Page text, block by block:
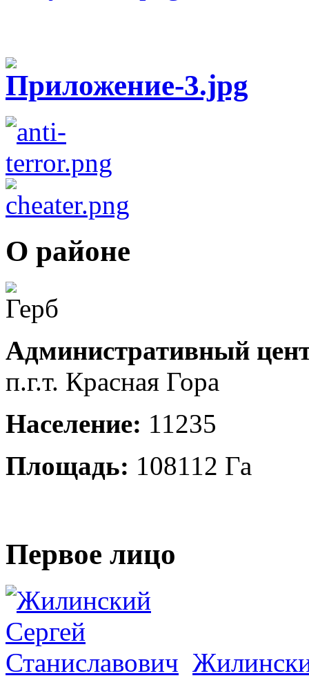
О районе
Административный
п.г.т. Красная Гора
Население: 11235
Площадь: 108112 Га
Первое лицо